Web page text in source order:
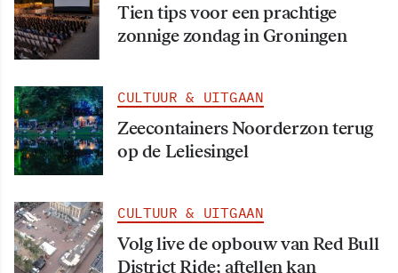
Tien tips voor een prachtige
zonnige zondag in Groningen
CULTUUR & UITGAAN
Zeecontainers Noorderzon terug
op de Leliesingel
CULTUUR & UITGAAN
Volg live de opbouw van Red Bull
District Ride; aftellen kan